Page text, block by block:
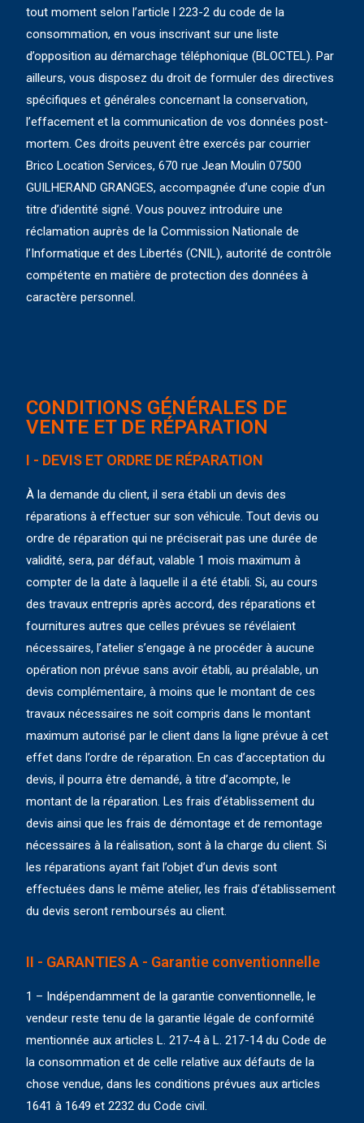
tout moment selon l’article l 223-2 du code de la
consommation, en vous inscrivant sur une liste
d’opposition au démarchage téléphonique (BLOCTEL). Par
ailleurs, vous disposez du droit de formuler des directives
spécifiques et générales concernant la conservation,
l’effacement et la communication de vos données post-
mortem. Ces droits peuvent être exercés par courrier
Brico Location Services, 670 rue Jean Moulin 07500
GUILHERAND GRANGES, accompagnée d’une copie d’un
titre d’identité signé. Vous pouvez introduire une
réclamation auprès de la Commission Nationale de
l’Informatique et des Libertés (CNIL), autorité de contrôle
compétente en matière de protection des données à
caractère personnel.
CONDITIONS GÉNÉRALES DE
VENTE ET DE RÉPARATION
I - DEVIS ET ORDRE DE RÉPARATION
À la demande du client, il sera établi un devis des
réparations à effectuer sur son véhicule. Tout devis ou
ordre de réparation qui ne préciserait pas une durée de
validité, sera, par défaut, valable 1 mois maximum à
compter de la date à laquelle il a été établi. Si, au cours
des travaux entrepris après accord, des réparations et
fournitures autres que celles prévues se révélaient
nécessaires, l’atelier s’engage à ne procéder à aucune
opération non prévue sans avoir établi, au préalable, un
devis complémentaire, à moins que le montant de ces
travaux nécessaires ne soit compris dans le montant
maximum autorisé par le client dans la ligne prévue à cet
effet dans l’ordre de réparation. En cas d’acceptation du
devis, il pourra être demandé, à titre d’acompte, le
montant de la réparation. Les frais d’établissement du
devis ainsi que les frais de démontage et de remontage
nécessaires à la réalisation, sont à la charge du client. Si
les réparations ayant fait l’objet d’un devis sont
effectuées dans le même atelier, les frais d’établissement
du devis seront remboursés au client.
II - GARANTIES A - Garantie conventionnelle
1 – Indépendamment de la garantie conventionnelle, le
vendeur reste tenu de la garantie légale de conformité
mentionnée aux articles L. 217-4 à L. 217-14 du Code de
la consommation et de celle relative aux défauts de la
chose vendue, dans les conditions prévues aux articles
1641 à 1649 et 2232 du Code civil.